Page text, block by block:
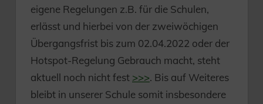
eigene Regelungen z.B. für die Schulen,
erlässt und hierbei von der zweiwöchigen
Übergangsfrist bis zum 02.04.2022 oder der
Hotspot-Regelung Gebrauch macht, steht
aktuell noch nicht fest >>>. Bis auf Weiteres
bleibt in unserer Schule somit insbesondere